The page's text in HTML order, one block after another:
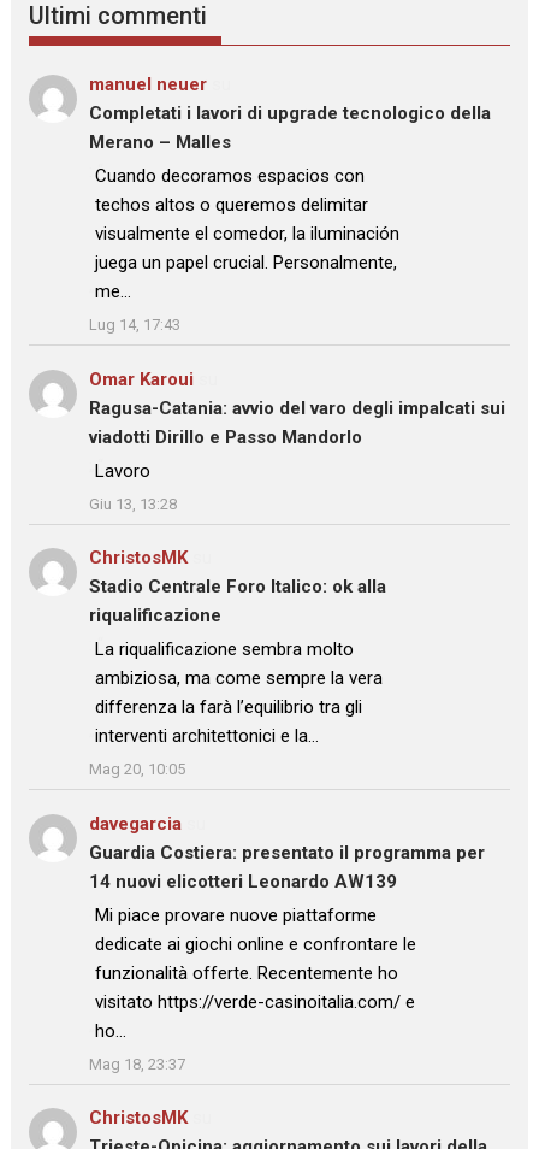
Ultimi commenti
manuel neuer
Completati i lavori di upgrade tecnologico della
Merano – Malles
: “
Cuando decoramos espacios con
techos altos o queremos delimitar
visualmente el comedor, la iluminación
juega un papel crucial. Personalmente,
me…
”
Lug 14, 17:43
Omar Karoui
Ragusa-Catania: avvio del varo degli impalcati sui
viadotti Dirillo e Passo Mandorlo
: “Lavoro
”
Giu 13, 13:28
ChristosMKsu
Stadio Centrale Foro Italico: ok alla
riqualificazione
: “La riqualificazione sembra molto
ambiziosa, ma come sempre la vera
differenza la farà l’equilibrio tra gli
interventi architettonici e la…
”
Mag 20, 10:05
davegarcia
Guardia Costiera: presentato il programma per
14 nuovi elicotteri Leonardo AW139
: “
Mi piace provare nuove piattaforme
dedicate ai giochi online e confrontare le
funzionalità offerte. Recentemente ho
visitato https://verde-casinoitalia.com/ e
ho…
”
Mag 18, 23:37
ChristosMKsu